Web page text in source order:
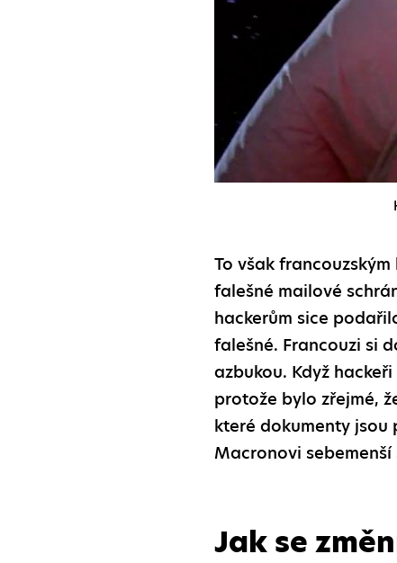
To však
falešné mailové
hackerům sice
falešné. Francouzi si
azbukou. Když
protože bylo zřejmé,
které dokumenty
Macronovi sebemenší
Jak se